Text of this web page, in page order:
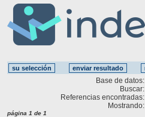
Base de datos:
Buscar:
Referencias encontradas:
Mostrando:
página 1 de 1